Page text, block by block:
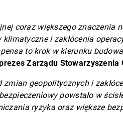
coraz większego znaczenia
i zakłócenia
to krok w kierunku
Zarządu
geopolitycznych i
powstało w
ryzyka oraz większe